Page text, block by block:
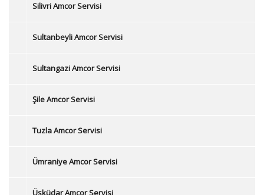
Silivri Amcor Servisi
Sultanbeyli Amcor Servisi
Sultangazi Amcor Servisi
Şile Amcor Servisi
Tuzla Amcor Servisi
Ümraniye Amcor Servisi
Üsküdar Amcor Servisi